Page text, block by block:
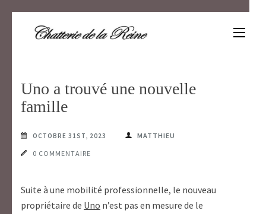
contenu
Uno a trouvé une nouvelle
famille
OCTOBRE 31ST, 2023
MATTHIEU
0 COMMENTAIRE
Suite à une mobilité professionnelle, le nouveau
propriétaire de Uno n’est pas en mesure de le